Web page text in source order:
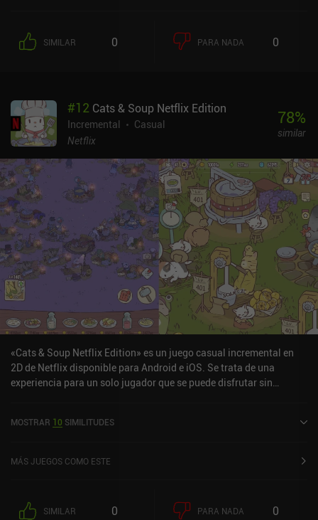
SIMILAR 0 PARA NADA 0
#12 Cats & Soup Netflix Edition
Incremental
Casual
Netflix
78%
similar
«Cats & Soup Netflix Edition» es un juego casual incremental en
2D de Netflix disponible para Android e iOS. Se trata de una
experiencia para un solo jugador que se puede disfrutar sin
sobre 5,0 en Google Play y de 3,3 sobre 5,0 en la App Store de iOS.
MOSTRAR 10 SIMILITUDES
MÁS JUEGOS COMO ESTE
SIMILAR 0 PARA NADA 0